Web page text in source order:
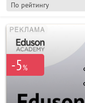
По рейтингу
-5%